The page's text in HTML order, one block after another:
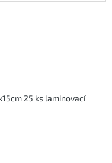
25 ks laminovací